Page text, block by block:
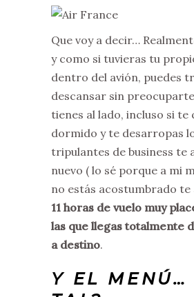
Que voy a decir…
y como si tuvieras tu
dentro del avión, puedes
descansar sin
tienes al lado, incluso si te
dormido y te desarropas
tripulantes de business te
nuevo ( lo sé porque a mi
no estás acostumbrado te
11 horas de vuelo muy
las que llegas totalmente
a destino.
Y EL MENÚ…